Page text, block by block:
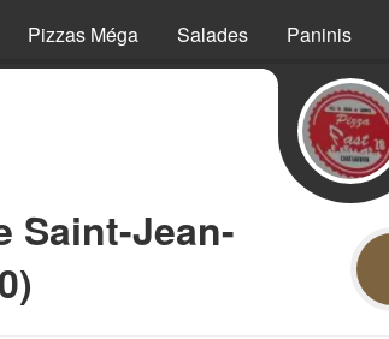
Pizzas Méga Salades Paninis
Saint-Jean-